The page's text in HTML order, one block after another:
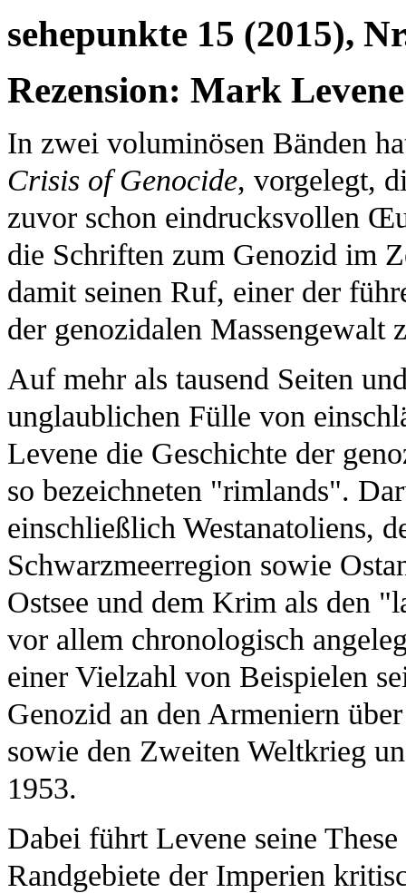
sehepunkte 15 (2015),
Rezension: Mark
In zwei voluminösen Bänden
Crisis of Genocide, vorgelegt,
zuvor schon eindrucksvollen
die Schriften zum Genozid im
damit seinen Ruf, einer der
der genozidalen Massengewalt
Auf mehr als tausend Seiten
unglaublichen Fülle von
Levene die Geschichte der
so bezeichneten "rimlands".
einschließlich Westanatoliens,
Schwarzmeerregion sowie
Ostsee und dem Krim als den
vor allem chronologisch
einer Vielzahl von Beispielen
Genozid an den Armeniern
sowie den Zweiten Weltkrieg
1953.
Dabei führt Levene seine
Randgebiete der Imperien